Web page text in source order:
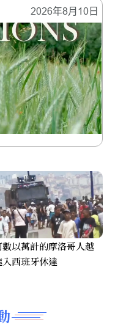
2026年8月10日
數以萬計的摩洛哥人越
西班牙休達